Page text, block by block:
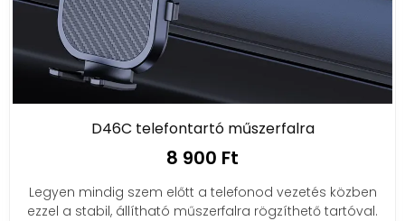
D46C telefontartó műszerfalra
8 900 Ft
Legyen mindig szem előtt a telefonod vezetés közben
ezzel a stabil, állítható műszerfalra rögzíthető tartóval.